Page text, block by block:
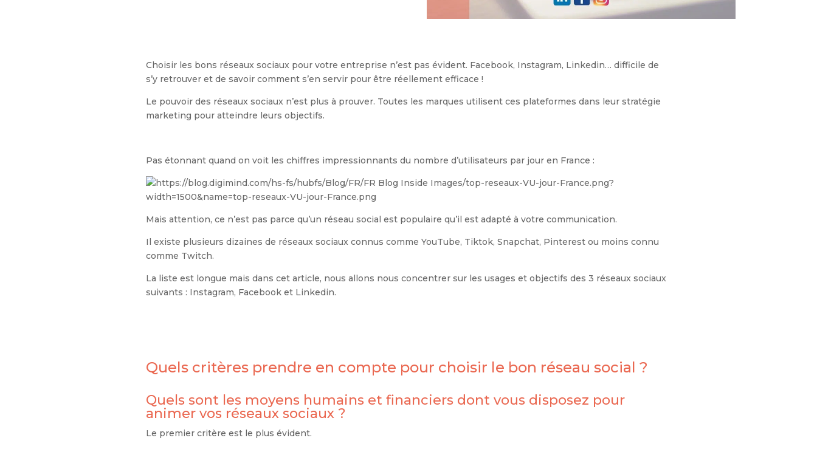
Choisir les bons réseaux sociaux pour votre entreprise n’est pas évident. Facebook, Instagram, Linkedin… difficile de
s’y retrouver et de savoir comment s’en servir pour être réellement efficace !
Le pouvoir des réseaux sociaux n’est plus à prouver. Toutes les marques utilisent ces plateformes dans leur stratégie
marketing pour atteindre leurs objectifs.
Pas étonnant quand on voit les chiffres impressionnants du nombre d’utilisateurs par jour en France :
Mais attention, ce n’est pas parce qu’un réseau social est populaire qu’il est adapté à votre communication.
Il existe plusieurs dizaines de réseaux sociaux connus comme YouTube, Tiktok, Snapchat, Pinterest ou moins connu
comme Twitch.
La liste est longue mais dans cet article, nous allons nous concentrer sur les usages et objectifs des 3 réseaux sociaux
suivants : Instagram, Facebook et Linkedin.
Quels critères prendre en compte pour choisir le bon réseau social ?
Quels sont les moyens humains et financiers dont vous disposez pour
animer vos réseaux sociaux ?
Le premier critère est le plus évident.